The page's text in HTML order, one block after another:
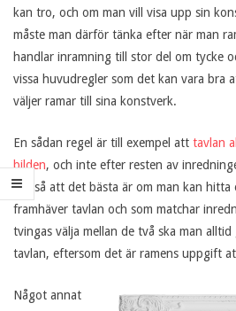
R
a
m
a
i
n
d
kan tro, och om man vill visa upp sin
måste man därför tänka efter när man
handlar inramning till stor del om tycke
vissa huvudregler som det kan vara bra
väljer ramar till sina konstverk.
En sådan regel är till exempel att tavlan
bilden, och inte efter resten av
det så att det bästa är om man kan hitta
framhäver tavlan och som matchar
tvingas välja mellan de två ska man
tavlan, eftersom det är ramens uppgift
Något annat